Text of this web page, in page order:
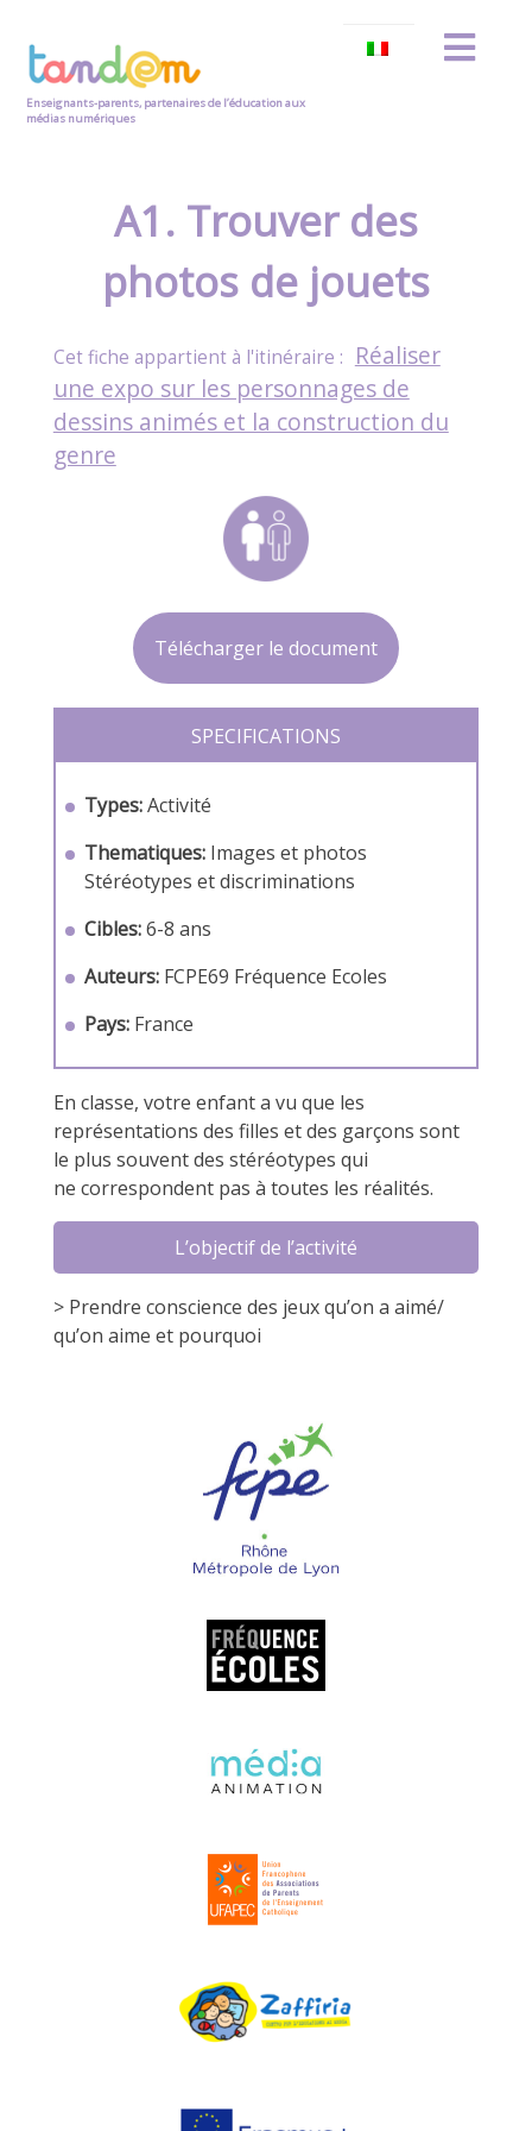
Enseignants-parents, partenaires de l’éducation aux
médias numériques
A1. Trouver des
photos de jouets
Réaliser
une expo sur les personnages de
dessins animés et la construction du
genre
Télécharger le document
SPECIFICATIONS
Types:Activité
Thematiques: Images et photos
Stéréotypes et discriminations
Cibles:6-8 ans
Auteurs: FCPE69 Fréquence Ecoles
Pays: France
En classe, votre enfant a vu que les
représentations des filles et des garçons sont
le plus souvent des stéréotypes qui
ne correspondent pas à toutes les réalités.
L’objectif de l’activité
> Prendre conscience des jeux qu’on a aimé/
qu’on aime et pourquoi